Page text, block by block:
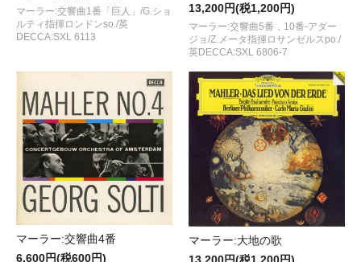
マーラー:交響曲1番「巨人」/G.ショ
ルティ指揮ロンドンso./英
DECCA:SXL 6113
13,200円(税1,200円)
マーラー:交響曲5番，10番-アダー
ジョ/Z.メータ指揮ロサンゼルスpo./
英DECCA:SXL 6806-7
マーラー:交響曲4番
6,600円(税600円)
マーラー:大地の歌
13,200円(税1,200円)